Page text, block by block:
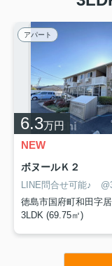
アパート
6.3万円
NEW
ボヌールＫ２
徳島市国府町和田字
3LDK (69.75㎡)